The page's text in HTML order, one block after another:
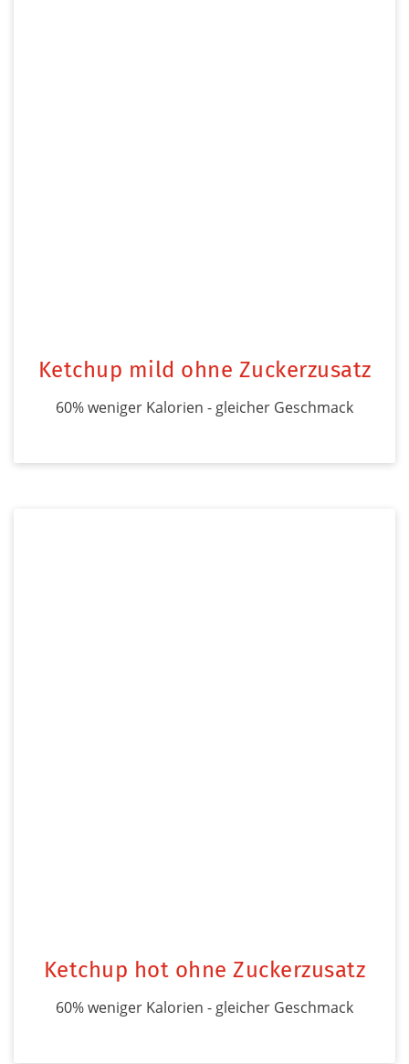
Ketchup mild ohne Zuckerzusatz
60% weniger Kalorien - gleicher Geschmack
Ketchup hot ohne Zuckerzusatz
60% weniger Kalorien - gleicher Geschmack